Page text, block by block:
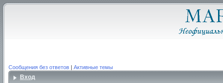
Сообщения без ответов | Активные темы
Вход